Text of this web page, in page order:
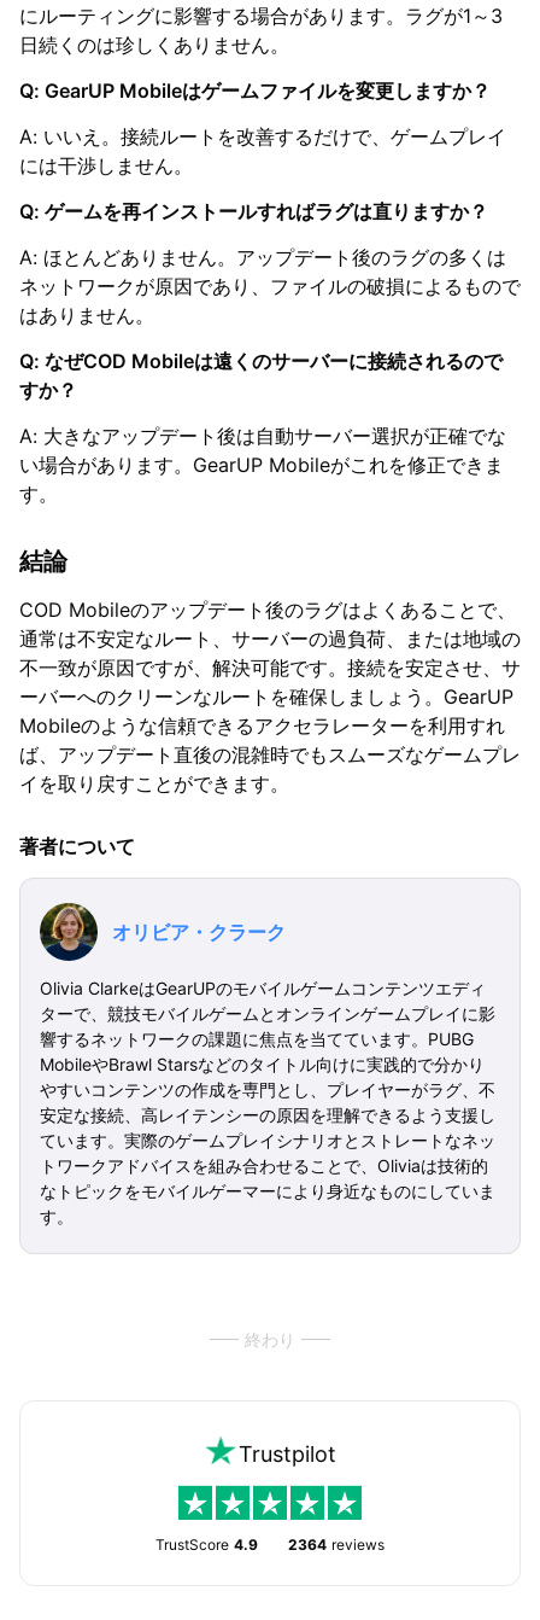
にルーティングに影響する場合があります。ラグが1～3
日続くのは珍しくありません。
Q: GearUP Mobileはゲームファイルを変更しますか？
A: いいえ。接続ルートを改善するだけで、ゲームプレイ
には干渉しません。
Q: ゲームを再インストールすればラグは直りますか？
A: ほとんどありません。アップデート後のラグの多くは
ネットワークが原因であり、ファイルの破損によるもので
はありません。
Q: なぜCOD Mobileは遠くのサーバーに接続されるので
すか？
A: 大きなアップデート後は自動サーバー選択が正確でな
い場合があります。GearUP Mobileがこれを修正できま
す。
結論
COD Mobileのアップデート後のラグはよくあることで、
通常は不安定なルート、サーバーの過負荷、または地域の
不一致が原因ですが、解決可能です。接続を安定させ、サ
ーバーへのクリーンなルートを確保しましょう。GearUP
Mobileのような信頼できるアクセラレーターを利用すれ
ば、アップデート直後の混雑時でもスムーズなゲームプレ
イを取り戻すことができます。
著者について
オリビア・クラーク
Olivia ClarkeはGearUPのモバイルゲームコンテンツエディ
ターで、競技モバイルゲームとオンラインゲームプレイに影
響するネットワークの課題に焦点を当てています。PUBG
MobileやBrawl Starsなどのタイトル向けに実践的で分かり
やすいコンテンツの作成を専門とし、プレイヤーがラグ、不
安定な接続、高レイテンシーの原因を理解できるよう支援し
ています。実際のゲームプレイシナリオとストレートなネッ
トワークアドバイスを組み合わせることで、Oliviaは技術的
なトピックをモバイルゲーマーにより身近なものにしていま
す。
終わり
Trustpilot
TrustScore 4.9 2364 reviews